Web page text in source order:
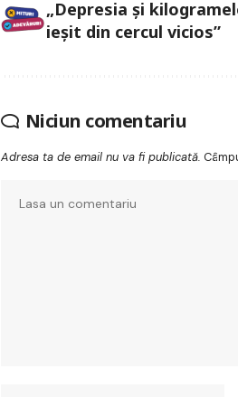
„Depresia și
ieșit din cercul vicios”
Niciun comentariu
Adresa ta de email nu va fi publicată.